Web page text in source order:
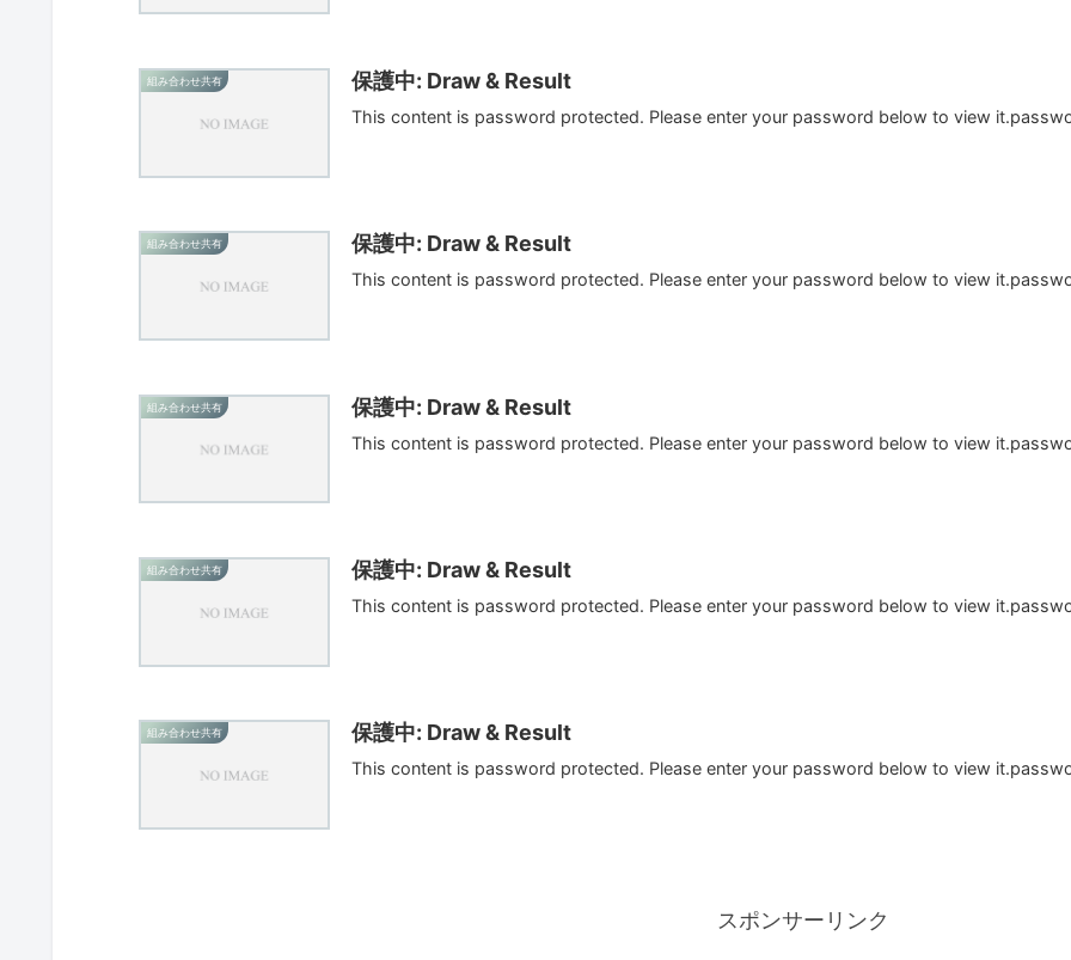
組み合わせ共有 保護中: Draw & Result
This content is password protected. Please enter your password below to view
組み合わせ共有 保護中: Draw & Result
This content is password protected. Please enter your password below to view
組み合わせ共有 保護中: Draw & Result
This content is password protected. Please enter your password below to view
組み合わせ共有 保護中: Draw & Result
This content is password protected. Please enter your password below to view
組み合わせ共有 保護中: Draw & Result
This content is password protected. Please enter your password below to view
スポンサーリンク